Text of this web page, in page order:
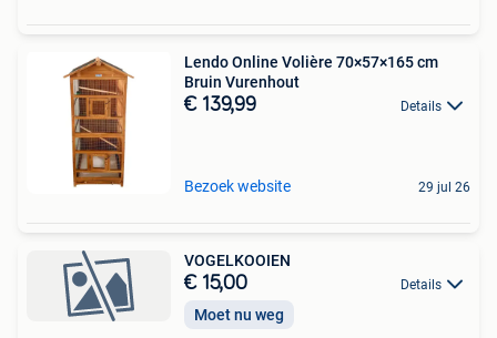
Lendo Online Volière 70×57×165 cm
Bruin Vurenhout
€ 139,99 Details
Bezoek website 29 jul 26
VOGELKOOIEN
€ 15,00 Details
Moet nu weg